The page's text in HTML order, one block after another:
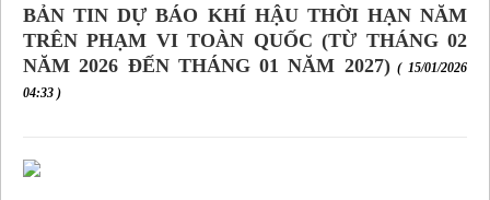
BẢN TIN DỰ BÁO KHÍ HẬU THỜI HẠN NĂM
TRÊN PHẠM VI TOÀN QUỐC (TỪ THÁNG 02
NĂM 2026 ĐẾN THÁNG 01 NĂM 2027)( 15/01/2026
04:33 )